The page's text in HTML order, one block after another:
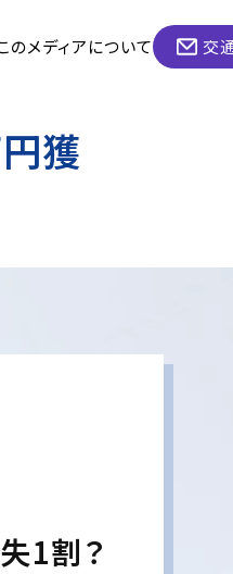
のメディアについて 交
獲
1割？